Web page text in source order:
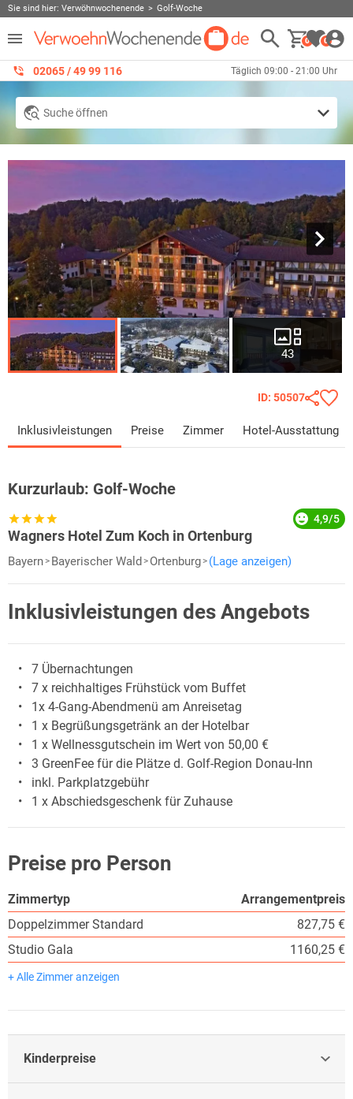
Sie sind hier: Verwöhnwochenende Golf-Woche
0 0
02065 / 49 ‌99 116 Täglich 09:00 - 21:00 Uhr
Suche öffnen
43
ID: 50507
Inklusivleistungen Preise Zimmer Hotel-Ausstattung
Kurzurlaub: Golf-Woche
Wagners Hotel Zum Koch in Ortenburg
4,9/5
Bayern Bayerischer Wald Ortenburg (Lage anzeigen)
Inklusivleistungen des Angebots
7 Übernachtungen
7 x reichhaltiges Frühstück vom Buffet
1x 4-Gang-Abendmenü am Anreisetag
1 x Begrüßungsgetränk an der Hotelbar
1 x Wellnessgutschein im Wert von 50,00 €
3 GreenFee für die Plätze d. Golf-Region Donau-Inn
inkl. Parkplatzgebühr
1 x Abschiedsgeschenk für Zuhause
Preise pro Person
Zimmertyp
Arrangementpreis
Doppelzimmer Standard
827,75 €
Studio Gala
1160,25 €
+ Alle Zimmer anzeigen
Kinderpreise